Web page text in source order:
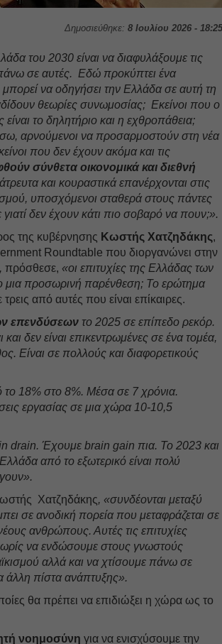
Δημοσιεύθηκε: 8 Ιουλίου 2026 - 18:25
του 2030 είναι να διαφυλάξουμε τις
πάνω σε αυτές. Εδώ προκύπτει ένα
να οδηγήσει την Ελλάδα σε αυτή τη
θεωρίες συνωμοσίας; Εκείνοι που ο
το δηλητήριο και η εχθροπάθεια;
αρνούμενοι να προσαρμοστούν στη νέα
που δεν έχουν ακόμα και τις
σύνθετα οικονομικά και διεθνή
και κουραστικά επανέρχονται στις
υποσχόμενοι σταθερά στους πάντες
γιατί δεν έχουν κάτι πιο σοβαρό να πουν;».
της κυβέρνησης Κωστής Χατζηδάκης,
Roundtable που διοργανώνει στην
πρόσθεσε,«οι επιτυχίες της Ελλάδας των
μια προσωρινή παρένθεση; Το ερώτημα
από αυτές που είναι επίκαιρες.
επενδύσεων το 2025 σε επίπεδο ρεκόρ.
δεν είναι επικεντρωμένες σε ένα τομέα,
Είναι σε πολλούς και διαφορετικούς
το 18% στο 8%. Μέσα σε 7 χρόνια.
εργασίας σε μια χώρα 10-10,5
drain. Έχουμε brain gain πια. Το 2023 και
από το εξωτερικό είναι πολύ
Χατζηδάκης, «συνδέονται μεταξύ
σε ανοδική πορεία που μεταφράζεται σε
ανθρώπους. Αυτές τις επιτυχίες
να ενδώσουμε στους γνωστούς
αλλά και να χτίσουμε πάνω σε
άλλη πίστα ανάπτυξης».
θα πρέπει να επιδιώξει η χώρα ως το
νοημοσύνη για να ενισχύσουμε την